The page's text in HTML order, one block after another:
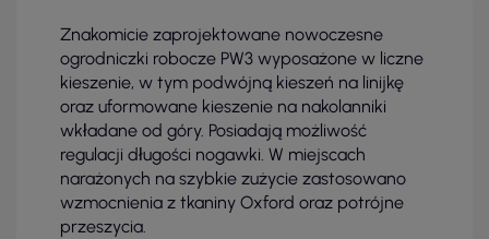
Znakomicie zaprojektowane nowoczesne
ogrodniczki robocze PW3 wyposażone w liczne
kieszenie, w tym podwójną kieszeń na linijkę
oraz uformowane kieszenie na nakolanniki
wkładane od góry. Posiadają możliwość
regulacji długości nogawki. W miejscach
narażonych na szybkie zużycie zastosowano
wzmocnienia z tkaniny Oxford oraz potrójne
przeszycia.